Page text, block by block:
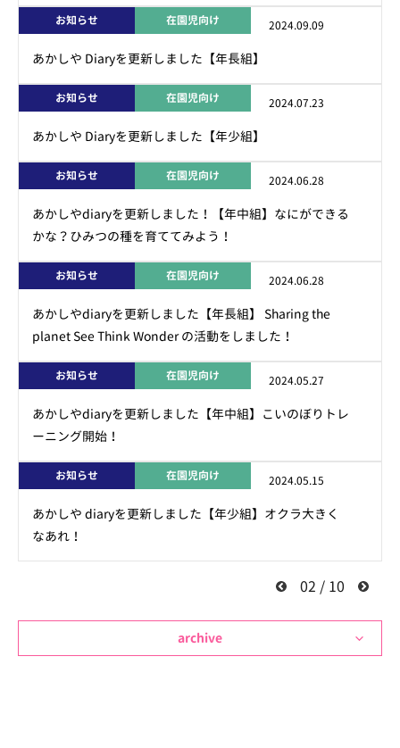
お知らせ 在園児向け 2024.09.09
あかしや Diaryを更新しました【年長組】
お知らせ 在園児向け 2024.07.23
あかしや Diaryを更新しました【年少組】
お知らせ 在園児向け 2024.06.28
あかしやdiaryを更新しました！【年中組】なにができる
かな？ひみつの種を育ててみよう！
お知らせ 在園児向け 2024.06.28
あかしやdiaryを更新しました【年長組】 Sharing the
planet See Think Wonder の活動をしました！
お知らせ 在園児向け 2024.05.27
あかしやdiaryを更新しました【年中組】こいのぼりトレ
ーニング開始！
お知らせ 在園児向け 2024.05.15
あかしや diaryを更新しました【年少組】オクラ大きく
なあれ！
02 / 10
archive